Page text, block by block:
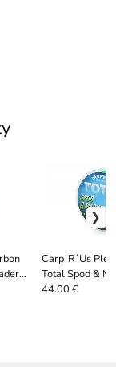
Carp´R´Us
Total Spod &
Fluo Green
44.00 €